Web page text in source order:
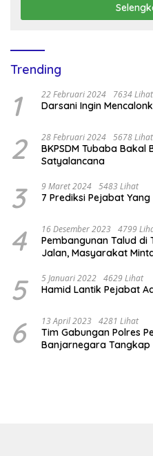
Trending
1 22 Februari 2024 7634 Lihat
Darsani Ingin
2 28 Februari 2024 5678 Lihat
BKPSDM Tubaba
Satyalancana
3 9 Maret 2024 5483 Lihat
7 Prediksi Pejabat
4 16 Desember 2023 4799
Pembangunan Talud di
Jalan, Masyarakat
5 5 Januari 2022 4629 Lihat
Hamid Lantik Pejabat
6 13 April 2023 4281 Lihat
Tim Gabungan Polres
Banjarnegara Tangkap